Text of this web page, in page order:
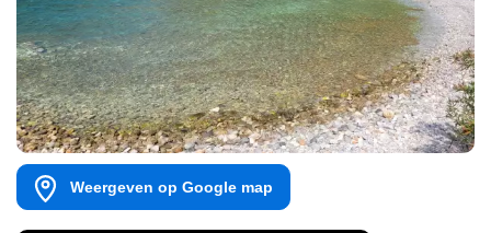
Weergeven op Google map